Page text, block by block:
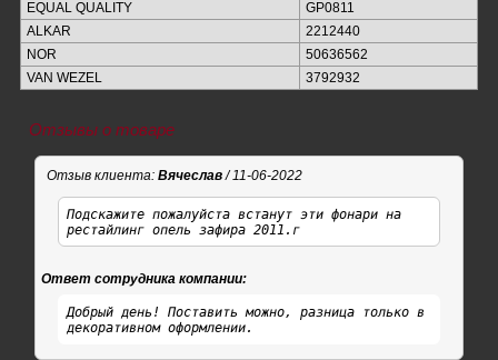
EQUAL QUALITY
GP0811
ALKAR
2212440
NOR
50636562
VAN WEZEL
3792932
Отзывы о товаре
Отзыв клиента: Вячеслав/ 11-06-2022
Подскажите пожалуйста встанут эти фонари на
рестайлинг опель зафира 2011.г
Ответ сотрудника компании:
Добрый день! Поставить можно, разница только в
декоративном оформлении.